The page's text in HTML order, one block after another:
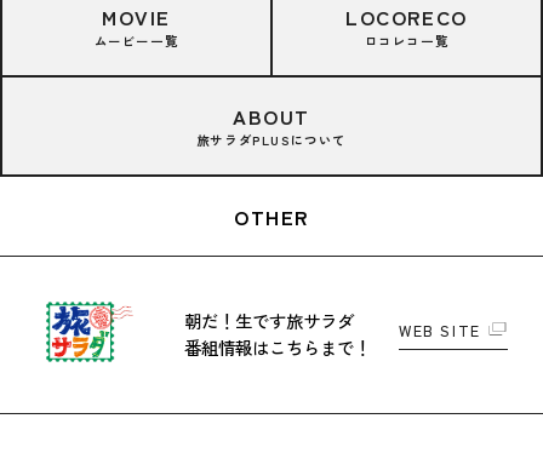
MOVIE
ムービー一覧
LOCORECO
ロコレコ一覧
ABOUT
旅サラダPLUSについて
OTHER
朝だ！生です旅サラダ
番組情報はこちらまで！
WEB SITE